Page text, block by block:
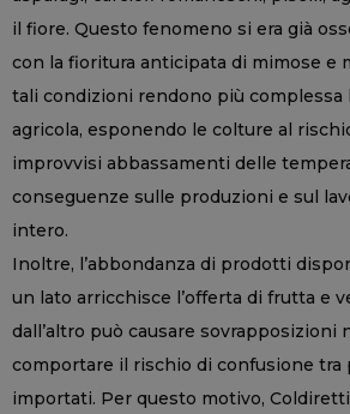
il fiore. Questo fenomeno si era già
con la fioritura anticipata di mimose e
tali condizioni rendono più complessa
agricola, esponendo le colture al
improvvisi abbassamenti delle
conseguenze sulle produzioni e sul
intero.
Inoltre, l’abbondanza di prodotti
un lato arricchisce l’offerta di frutta e
dall’altro può causare sovrapposizioni
comportare il rischio di confusione tra
importati. Per questo motivo,